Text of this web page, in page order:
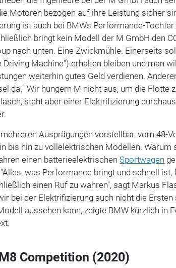
Motoren bezogen auf ihre Leistung sicher
ist auch bei BMWs Performance-
bringt kein Modell der M GmbH den
nach unten. Eine Zwickmühle. Einerseits
Driving Machine") erhalten bleiben und man
weiterhin gutes Geld verdienen.
da. "Wir hungern M nicht aus, um die Flotte
steht aber einer Elektrifizierung
Ausprägungen vorstellbar, vom 48-
bis hin zu vollelektrischen Modellen. Warum
einen batterieelektrischenSportwagen
was Performance bringt und schnell ist,
einen Ruf zu wahren", sagt Markus
bei der Elektrifizierung auch nicht die Ersten
aussehen kann, zeigte BMW kürzlich in
Competition (2020)